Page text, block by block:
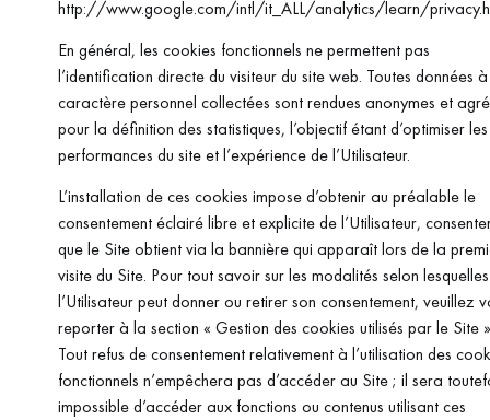
http://www.google.com/intl/it_ALL/analytics/learn/
En général, les cookies fonctionnels ne permettent pas
l’identification directe du visiteur du site web. Toutes données à
caractère personnel collectées sont rendues anonymes et
pour la définition des statistiques, l’objectif étant d’optimiser les
performances du site et l’expérience de l’Utilisateur.
L’installation de ces cookies impose d’obtenir au préalable le
consentement éclairé libre et explicite de l’Utilisateur,
que le Site obtient via la bannière qui apparaît lors de la
visite du Site. Pour tout savoir sur les modalités selon lesquelles
l’Utilisateur peut donner ou retirer son consentement, veuillez
reporter à la section « Gestion des cookies utilisés par le Site
Tout refus de consentement relativement à l’utilisation des
fonctionnels n’empêchera pas d’accéder au Site ; il sera
impossible d’accéder aux fonctions ou contenus utilisant ces